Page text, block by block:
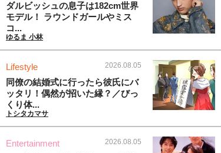
ダルビッシュの息子は182cm世界
モデル！ ラウンドガールやミス
コ...
ゆるま 小林
Lifestyle 2026.08.05
同僚の結婚式に行ったら彼氏にバ
ッタリ！偶然が招いた縁？／びっ
くり体...
トシタカマサ
Entertainment 2026.08.05